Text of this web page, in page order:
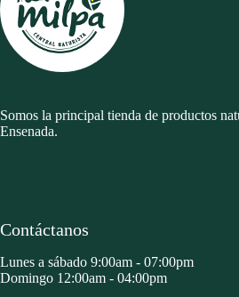
Somos la principal tienda de productos
Ensenada.
Contáctanos
Lunes a sábado 9:00am - 07:00pm
Domingo 12:00am - 04:00pm